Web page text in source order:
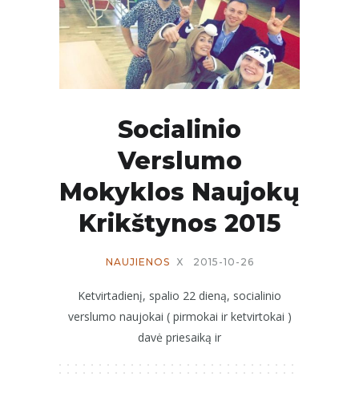
Socialinio
Verslumo
Mokyklos Naujokų
Krikštynos 2015
NAUJIENOS X 2015-10-26
Ketvirtadienį, spalio 22 dieną, socialinio
verslumo naujokai ( pirmokai ir ketvirtokai )
davė priesaiką ir